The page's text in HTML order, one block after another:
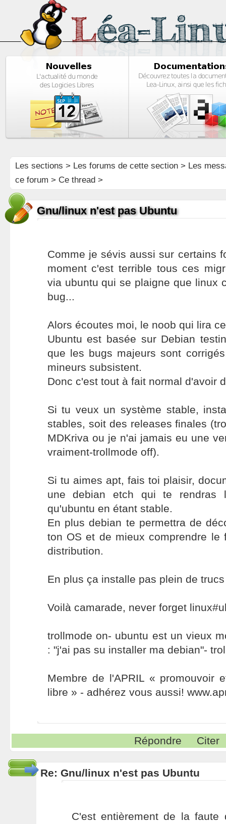
Les sections > Les forums de cette section> Les
ce forum > Ce thread >
Gnu/linux n'est pas Ubuntu
Comme je sévis aussi sur certains
moment c'est terrible tous ces
via ubuntu qui se plaigne que linux
bug...
Alors écoutes moi, le noob qui lira
Ubuntu est basée sur Debian
que les bugs majeurs sont
mineurs subsistent.
Donc c'est tout à fait normal d'avoir
Si tu veux un système stable,
stables, soit des releases finales
MDKriva ou je n'ai jamais eu une
vraiment-trollmode off).
Si tu aimes apt, fais toi plaisir,
une debian etch qui te rendras
qu'ubuntu en étant stable.
En plus debian te permettra de
ton OS et de mieux comprendre le
distribution.
En plus ça installe pas plein de
Voilà camarade, never forget
trollmode on- ubuntu est un vieux
: "j'ai pas su installer ma debian"-
Membre de l'APRIL « promouvoir
libre » - adhérez vous aussi!
Répondre Citer
Re: Gnu/linux n'est pas Ubuntu
C'est entièrement de la faute